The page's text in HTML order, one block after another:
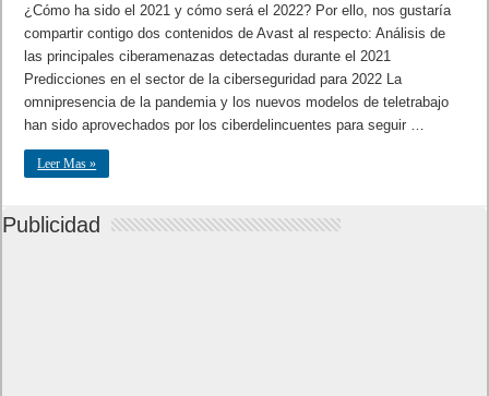
¿Cómo ha sido el 2021 y cómo será el 2022? Por ello, nos gustaría
compartir contigo dos contenidos de Avast al respecto: Análisis de
las principales ciberamenazas detectadas durante el 2021
Predicciones en el sector de la ciberseguridad para 2022 La
omnipresencia de la pandemia y los nuevos modelos de teletrabajo
han sido aprovechados por los ciberdelincuentes para seguir …
Leer Mas »
Publicidad